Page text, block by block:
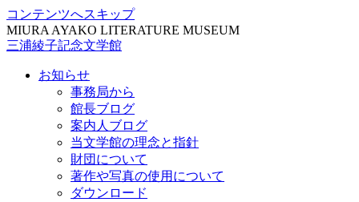
コンテンツへスキップ
MIURA AYAKO LITERATURE MUSEUM
三浦綾子記念文学館
お知らせ
事務局から
館長ブログ
案内人ブログ
当文学館の理念と指針
財団について
著作や写真の使用について
ダウンロード